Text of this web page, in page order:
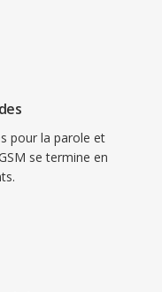
pour la parole et
se termine en